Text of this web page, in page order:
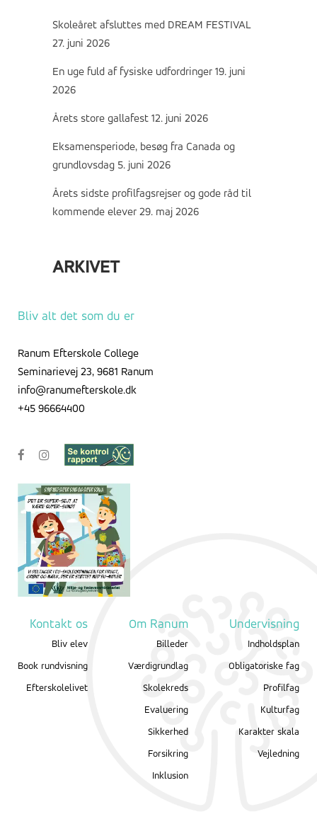
Skoleåret afsluttes med DREAM FESTIVAL
27. juni 2026
En uge fuld af fysiske udfordringer 19. juni
2026
Årets store gallafest 12. juni 2026
Eksamensperiode, besøg fra Canada og
grundlovsdag 5. juni 2026
Årets sidste profilfagsrejser og gode råd til
kommende elever 29. maj 2026
ARKIVET
Bliv alt det som du er
Ranum Efterskole College
Seminarievej 23, 9681 Ranum
info@ranumefterskole.dk
+45 96664400
Kontakt os
Bliv elev
Book rundvisning
Efterskolelivet
Om Ranum
Billeder
Værdigrundlag
Skolekreds
Evaluering
Sikkerhed
Forsikring
Inklusion
Undervisning
Indholdsplan
Obligatoriske fag
Profilfag
Kulturfag
Karakter skala
Vejledning